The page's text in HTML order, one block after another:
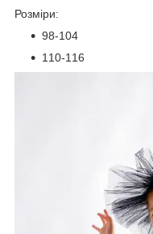
Розміри:
98-104
110-116